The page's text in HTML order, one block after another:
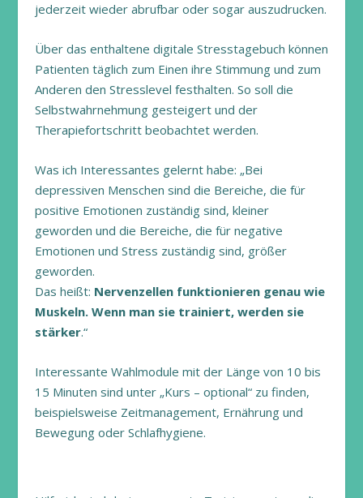
jederzeit wieder abrufbar oder sogar auszudrucken.
Über das enthaltene digitale Stresstagebuch können
Patienten täglich zum Einen ihre Stimmung und zum
Anderen den Stresslevel festhalten. So soll die
Selbstwahrnehmung gesteigert und der
Therapiefortschritt beobachtet werden.
Was ich Interessantes gelernt habe: „Bei
depressiven Menschen sind die Bereiche, die für
positive Emotionen zuständig sind, kleiner
geworden und die Bereiche, die für negative
Emotionen und Stress zuständig sind, größer
geworden.
Das heißt: Nervenzellen funktionieren genau wie
Muskeln. Wenn man sie trainiert, werden sie
stärker.“
Interessante Wahlmodule mit der Länge von 10 bis
15 Minuten sind unter „Kurs – optional“ zu finden,
beispielsweise Zeitmanagement, Ernährung und
Bewegung oder Schlafhygiene.